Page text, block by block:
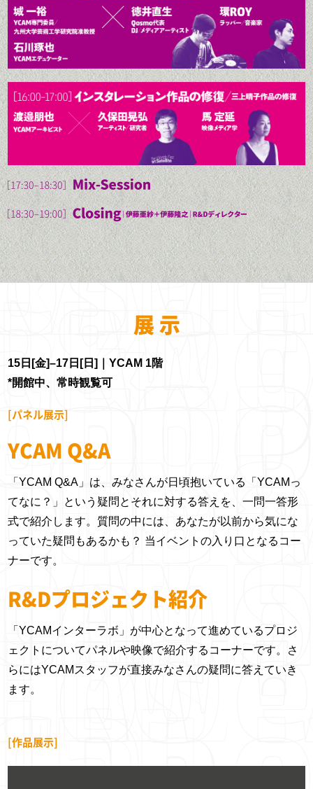
界をどう見ているのか』（光文
社）、『目の見えないアスリー
トの身体論』（潮出版）、『ヴ
ァレリーの芸術哲学、あるいは
身体の解剖』（水声社）、参加
マ・シ・ン》など。
エキソニモ
怒りと笑いとテキストエディタ
を駆使し、さまざまなメディア
にハッキングの感覚で挑むアー
トユニット。千房けん輔と赤岩
やえにより1996年よりウェブ上
で活動開始。2000年より活動を
インスタレーション、ライヴ・
プロデュース、コミュニティ・
オーガナイズなどへと拡張し、
ーク世界と実世界を柔軟に横断
しながら、テクノロジーとユー
アのある切り口と新しい視点を
数多く手がける。国内外の展覧
2006年《The Road Movie》がア
ルス・エレクトロニカ ネット・
ヴィジョン部門でゴールデン・
ニカ賞を受賞。2010年に東京
TDC賞で《ANTIBOT T-
2012年よりIDPWを組織し「イ
ンターネットヤミ市」などを手
がける。2015年、NEW
MUSEUMによるインキュベータ
NEW INCの第二期メンバーとな
り、現在はニューヨークを拠点
細尾真孝
株式会社細尾常務
取締役/MITメディ
舗 細尾家に生まれ
楽活動を経て、大手
ジュエリーメーカー
レンツェに留学し、
2008年に細尾に入
社。西陣織の技術、
素材をベースにした
に向けて展開し、世
界のトップメゾンを
クライアントに持
ストとのコラボレー
う。2012年より京
都の伝統工芸を担う
同世代の若手後継者
によるプロジェクト
ビジネス誌「日本の
筧康明
アーティスト/研究
者/慶応大学准教授
報学部准教授。学際
情報学博士。人間の
性とデジタル情報を
SIGGRAPH、Ars
Electronica Festival
など工学・アート・
デザインの分野をま
26年度科学技術分野
若手科学者賞など受
賞。触感表現の普及
活動「TECHTILE」
古館健
アーティスト/プロ
グラマー
ORCHESTRA」を
主宰。第二回横浜ト
リエンナーレ
Electronicaにて
Honorary Mentionを
受賞（2004）。高
株式会社Qosmo代表取締役
東京大学工学系研究科博士課程
修了。工学博士。在学中から人
工知能に基づいた音楽表現とユ
ーザ・インタフェースの研究に
従事するとともに、DJ／プロデ
ューサとして活動。ソニーコン
客員研究員などを経て、2009年
工知能DJ イベント「2045」を
用いたBrian Enoのミュージック
ビデオの制作など。
国内外の様々な音楽祭へ出演す
る。近年は、パフォーマンス作
品『ありか』愛知県芸術劇場
（2016）、インスタレーション
楽（2016）、NHK教育『デザイ
どの制作を行う。
久保田晃弘
1960年生まれ。多摩美術大学情
報デザイン学科メディア芸術コ
ース教授／メディアセンター所
長。芸術衛星1号機の
「ARTSAT1: INVADER」でアル
ーム受賞。「ARTSATプロジェ
クト」の成果で、第66回芸術選
奨の文部科学大臣賞（メディア
他者のためのデザインー久保田
晃弘の思索と実装」（BNN新社,
2017）がある。SIAF2017に、
Improvisation to be Heard from
東京藝術大学大学院映像研究科
修了（映像メディア学博士）。
主要業績に、著書『日本メディ
アアート史』(2014)、国際シン
1960年代『展覧会』を読み解
く」(2015)共同企画、SeMA
Biennale Mediacity Seoul 2016
JSPS外国人特別研究員、国立
新美術館客員研究員、韓国『月
展 示
15日[金]–17日[日]｜YCAM 1階
*開館中、常時観覧可
[パネル展示]
YCAM Q&A
「YCAM Q&A」は、みなさんが日頃抱いている「YCAMっ
てなに？」という疑問とそれに対する答えを、一問一答形
式で紹介します。質問の中には、あなたが以前から気にな
っていた疑問もあるかも？ 当イベントの入り口となるコー
ナーです。
R&Dプロジェクト紹介
「YCAMインターラボ」が中心となって進めているプロジ
ェクトについてパネルや映像で紹介するコーナーです。さ
らにはYCAMスタッフが直接みなさんの疑問に答えていき
ます。
[作品展示]